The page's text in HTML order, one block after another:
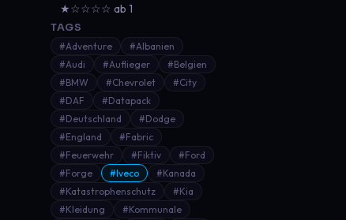
★☆☆☆☆ ab 1
TAGS
#Adventure
#Albanien
#Audi
#Auflieger
#Belgien
#BMW
#Chevrolet
#City
#DAF
#Datapack
#Deutschland
#Dodge
#England
#Fabric
#Feuerwehr
#Fiktiv
#Ford
#Forge
#Iveco
#Kanada
#Katastrophenschutz
#Kia
#Kleidung
#Kommunale